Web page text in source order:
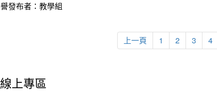
發布者：教學組
上一頁 1 2 3 4
線上專區